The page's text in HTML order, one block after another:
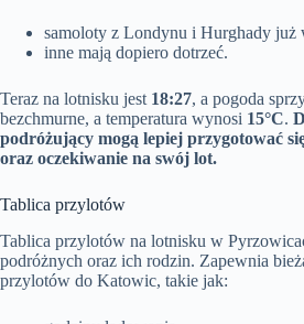
samoloty z Londynu i Hurghady już
inne mają dopiero dotrzeć.
Teraz na lotnisku jest 18:27, a pogoda
bezchmurne, a temperatura wynosi 15°C.
podróżujący mogą lepiej przygotować
oraz oczekiwanie na swój lot.
Tablica przylotów
Tablica przylotów na lotnisku w
podróżnych oraz ich rodzin. Zapewnia
przylotów do Katowic, takie jak: